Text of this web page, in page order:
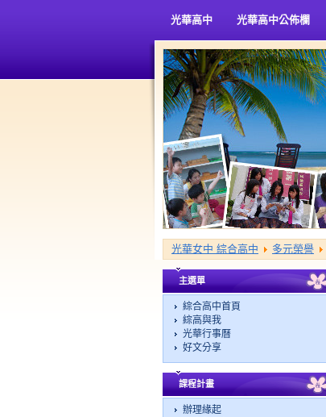
光華高中 光華高中公佈欄
光華女中 綜合高中 多元榮譽
主選單
綜合高中首頁
綜高與我
光華行事曆
好文分享
課程計畫
辦理緣起